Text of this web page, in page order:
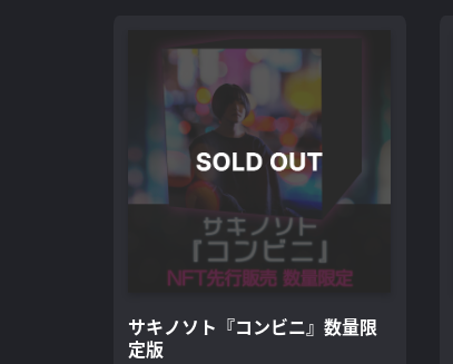
サキノソト『コンビニ』数量限
定版